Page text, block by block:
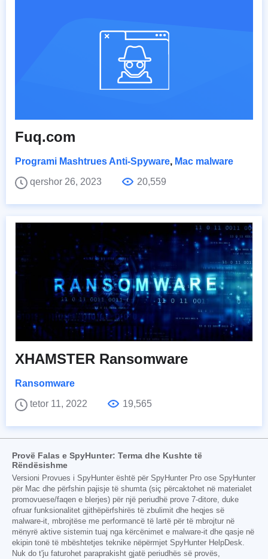
Fuq.com
Programi Mashtrues Anti-Spyware, Mac malware
qershor 26, 2023
20,559
XHAMSTER Ransomware
Ransomware
tetor 11, 2022
19,565
Provë Falas e SpyHunter: Terma dhe Kushte të
Rëndësishme
Versioni Provues i SpyHunter është për SpyHunter Pro ose SpyHunter
për Mac dhe përfshin pajisje të shumta (siç përcaktohet në materialet
promovuese/faqen e blerjes) për një periudhë prove 7-ditore, duke
ofruar funksionalitet gjithëpërfshirës të zbulimit dhe heqjes së
malware-it, mbrojtëse me performancë të lartë për të mbrojtur në
mënyrë aktive sistemin tuaj nga kërcënimet e malware-it dhe qasje në
ekipin tonë të mbështetjes teknike nëpërmjet SpyHunter HelpDesk.
Nuk do t'ju faturohet paraprakisht gjatë periudhës së provës,